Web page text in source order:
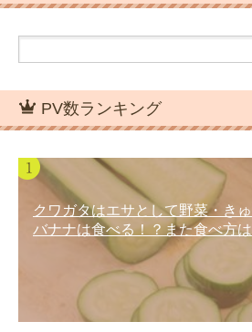
PV数ランキング
クワガタはエサとして野菜・き
バナナは食べる！？また食べ方は